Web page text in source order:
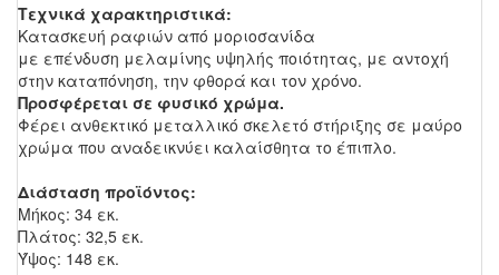
Τεχνικά χαρακτηριστικά:
Κατασκευή ραφιών από μοριοσανίδα
με επένδυση μελαμίνης υψηλής ποιότητας, με αντοχή
στην καταπόνηση, την φθορά και τον χρόνο.
Προσφέρεται σε φυσικό χρώμα.
Φέρει ανθεκτικό μεταλλικό σκελετό στήριξης σε μαύρο
χρώμα που αναδεικνύει καλαίσθητα το έπιπλο.
Διάσταση προϊόντος:
Μήκος: 34 εκ.
Πλάτος: 32,5 εκ.
Ύψος: 148 εκ.